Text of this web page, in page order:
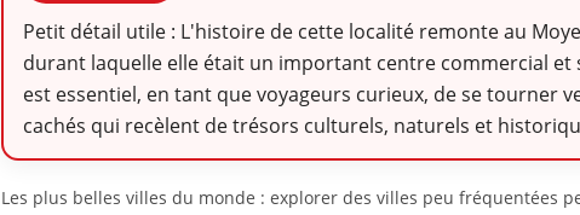
Petit détail utile : L'histoire de cette localité remonte au
durant laquelle elle était un important centre commercial et
est essentiel, en tant que voyageurs curieux, de se tourner
cachés qui recèlent de trésors culturels, naturels et
Les plus belles villes du monde : explorer des villes peu fréquentées